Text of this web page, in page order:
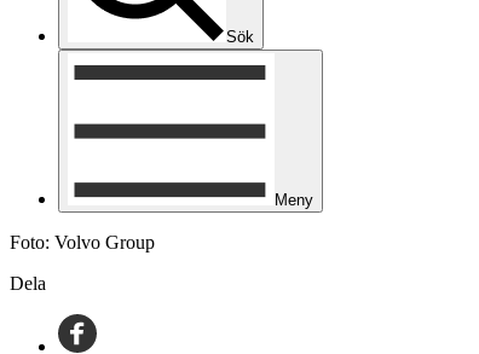
Sök
Meny
Foto: Volvo Group
Dela